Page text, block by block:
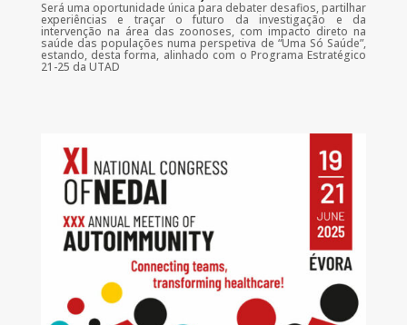
Será uma oportunidade única para debater desafios, partilhar
experiências e traçar o futuro da investigação e da
intervenção na área das zoonoses, com impacto direto na
saúde das populações numa perspetiva de “Uma Só Saúde”,
estando, desta forma, alinhado com o Programa Estratégico
21-25 da UTAD